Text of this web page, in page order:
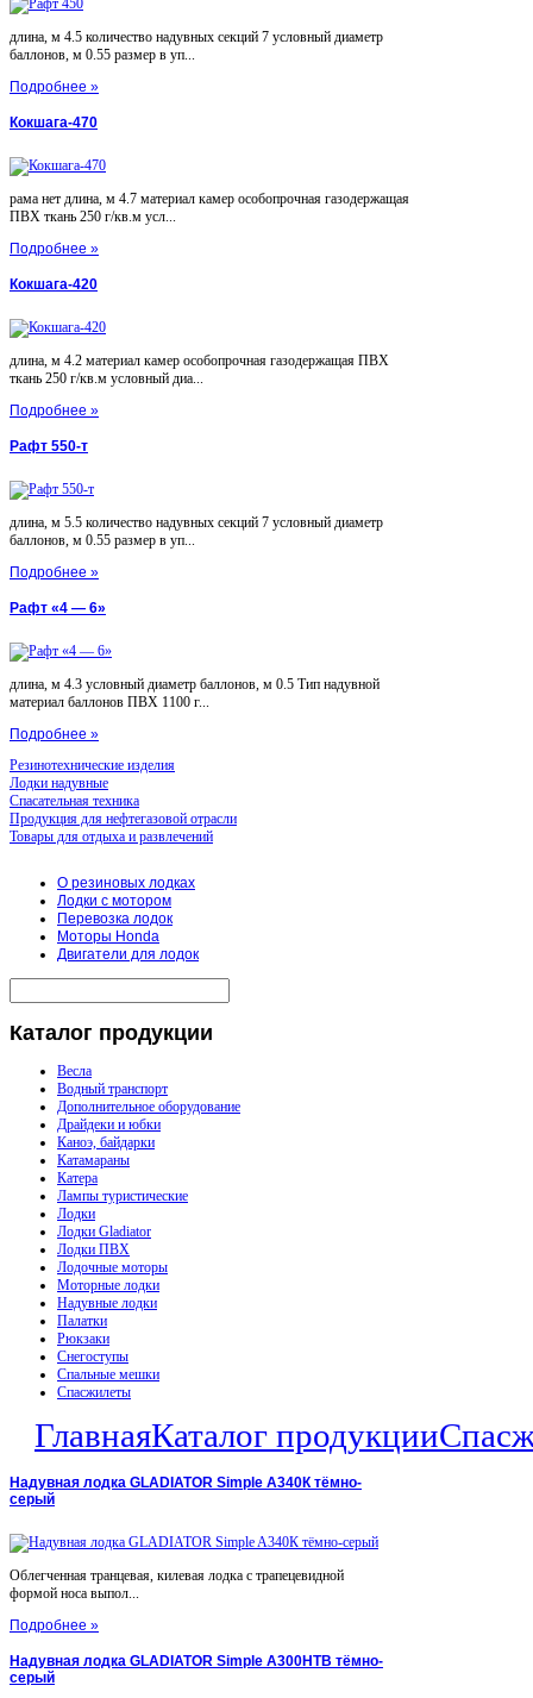
длина, м 4.5 количество надувных секций 7 условный диаметр
баллонов, м 0.55 размер в уп...
Подробнее »
Кокшага-470
рама нет длина, м 4.7 материал камер особопрочная газодержащая
ПВХ ткань 250 г/кв.м усл...
Подробнее »
Кокшага-420
длина, м 4.2 материал камер особопрочная газодержащая ПВХ
ткань 250 г/кв.м условный диа...
Подробнее »
Рафт 550-т
длина, м 5.5 количество надувных секций 7 условный диаметр
баллонов, м 0.55 размер в уп...
Подробнее »
Рафт «4 — 6»
длина, м 4.3 условный диаметр баллонов, м 0.5 Тип надувной
материал баллонов ПВХ 1100 г...
Подробнее »
Резинотехнические изделия
Лодки надувные
Спасательная техника
Продукция для нефтегазовой отрасли
Товары для отдыха и развлечений
О резиновых лодках
Лодки с мотором
Перевозка лодок
Моторы Honda
Двигатели для лодок
Каталог продукции
Весла
Водный транспорт
Дополнительное оборудование
Драйдеки и юбки
Каноэ, байдарки
Катамараны
Катера
Лампы туристические
Лодки
Лодки Gladiator
Лодки ПВХ
Лодочные моторы
Моторные лодки
Надувные лодки
Палатки
Рюкзаки
Снегоступы
Спальные мешки
Спасжилеты
ГлавнаяКаталог продукции
Надувная лодка GLADIATOR Simple A340К тёмно-
серый
Облегченная транцевая, килевая лодка с трапецевидной
формой носа выпол...
Подробнее »
Надувная лодка GLADIATOR Simple A300НТВ тёмно-
серый